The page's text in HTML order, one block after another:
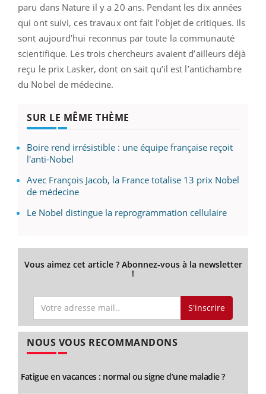
paru dans Nature il y a 20 ans. Pendant les dix années
qui ont suivi, ces travaux ont fait l’objet de critiques. Ils
sont aujourd’hui reconnus par toute la communauté
scientifique. Les trois chercheurs avaient d’ailleurs déjà
reçu le prix Lasker, dont on sait qu’il est l’antichambre
du Nobel de médecine.
SUR LE MÊME THÈME
Boire rend irrésistible : une équipe française reçoit
l'anti-Nobel
Avec François Jacob, la France totalise 13 prix Nobel
de médecine
Le Nobel distingue la reprogrammation cellulaire
Vous aimez cet article ? Abonnez-vous à la newsletter
!
S'inscrire
NOUS VOUS RECOMMANDONS
Fatigue en vacances : normal ou signe d’une maladie ?